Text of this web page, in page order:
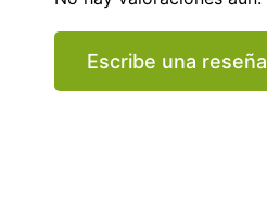
Escribe una reseña